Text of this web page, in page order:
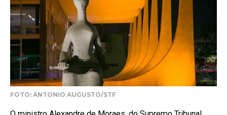
FOTO: ANTONIO AUGUSTO/STF